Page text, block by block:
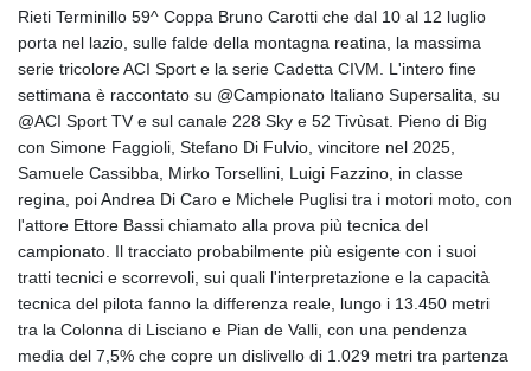
Rieti Terminillo 59^ Coppa Bruno Carotti che dal 10 al 12 luglio
porta nel lazio, sulle falde della montagna reatina, la massima
serie tricolore ACI Sport e la serie Cadetta CIVM. L'intero fine
settimana è raccontato su @Campionato Italiano Supersalita, su
@ACI Sport TV e sul canale 228 Sky e 52 Tivùsat. Pieno di Big
con Simone Faggioli, Stefano Di Fulvio, vincitore nel 2025,
Samuele Cassibba, Mirko Torsellini, Luigi Fazzino, in classe
regina, poi Andrea Di Caro e Michele Puglisi tra i motori moto, con
l'attore Ettore Bassi chiamato alla prova più tecnica del
campionato. Il tracciato probabilmente più esigente con i suoi
tratti tecnici e scorrevoli, sui quali l'interpretazione e la capacità
tecnica del pilota fanno la differenza reale, lungo i 13.450 metri
tra la Colonna di Lisciano e Pian de Valli, con una pendenza
media del 7,5% che copre un dislivello di 1.029 metri tra partenza